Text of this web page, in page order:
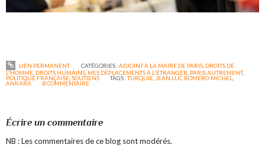
LIEN PERMANENT CATÉGORIES :ADJOINT À LA MAIRE DE PARIS, DROITS DE
L'HOMME DROITS HUMAINS MES DÉPLACEMENTS À L'ÉTRANGER PARIS AUTREMENT,
POLITIQUE FRANÇAISE ,SOUTIENS TAGS :TURQUIE JEAN LUC ROMERO MICHEL
ANKARA 0COMMENTAIRE
Écrire un commentaire
NB : Les commentaires de ce blog sont modérés.